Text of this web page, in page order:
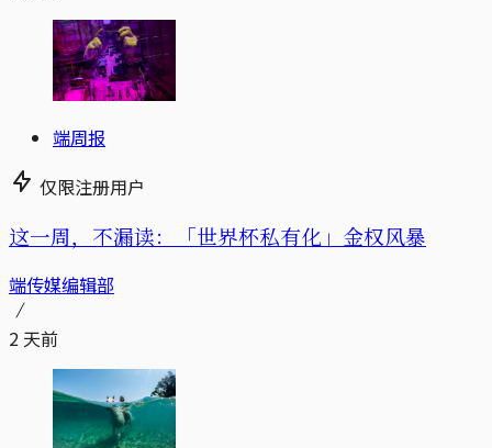
端周报
仅限注册用户
这一周，不漏读：「世界杯私有化」金权风暴
端传媒编辑部
2 天前